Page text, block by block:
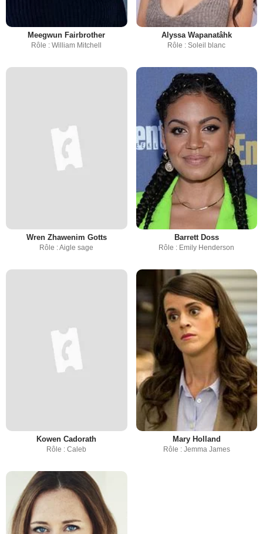
Meegwun Fairbrother
Rôle : William Mitchell
Alyssa Wapanatâhk
Rôle : Soleil blanc
Wren Zhawenim Gotts
Rôle : Aigle sage
Barrett Doss
Rôle : Emily Henderson
Kowen Cadorath
Rôle : Caleb
Mary Holland
Rôle : Jemma James